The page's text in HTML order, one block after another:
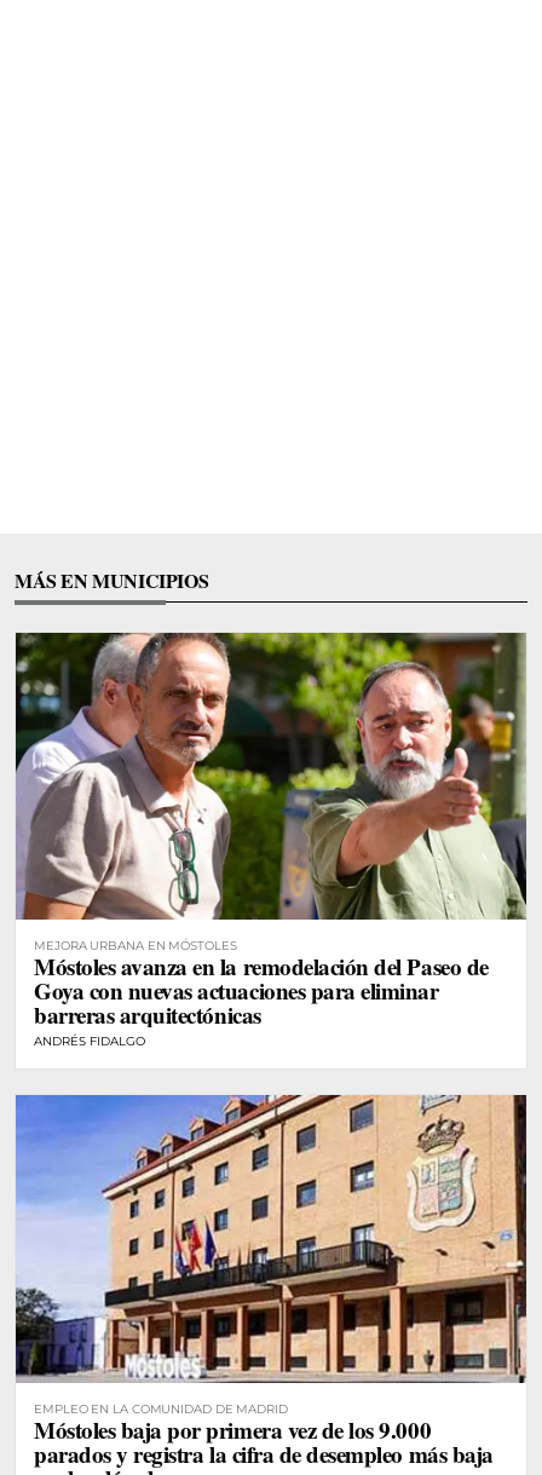
MÁS EN MUNICIPIOS
MEJORA URBANA EN MÓSTOLES
Móstoles avanza en la remodelación del Paseo de
Goya con nuevas actuaciones para eliminar
barreras arquitectónicas
ANDRÉS FIDALGO
EMPLEO EN LA COMUNIDAD DE MADRID
Móstoles baja por primera vez de los 9.000
parados y registra la cifra de desempleo más baja